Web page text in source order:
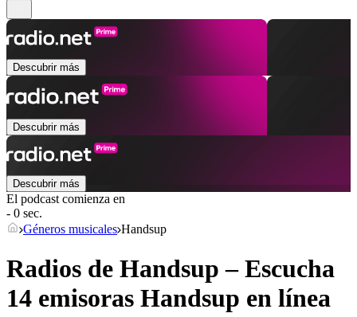
Descubrir más
Descubrir más
Descubrir más
El podcast comienza en
- 0 sec.
Géneros musicales Handsup
Radios de Handsup – Escucha
14 emisoras Handsup en línea